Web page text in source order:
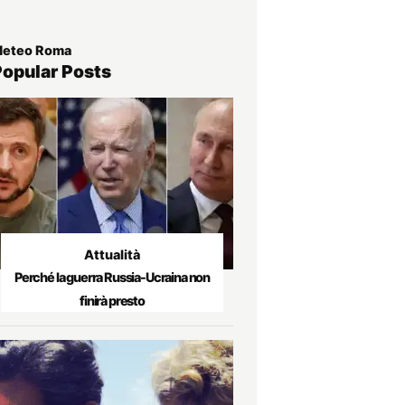
Roma
Posts
Attualità
Perché la guerra Russia-Ucraina non
finirà presto